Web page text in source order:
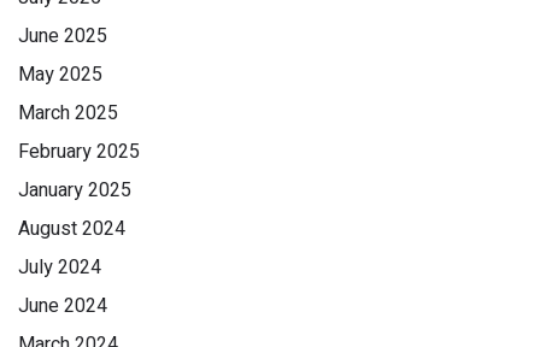
June 2025
May 2025
March 2025
February 2025
January 2025
August 2024
July 2024
June 2024